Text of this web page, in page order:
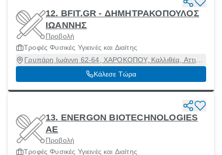
12. BFIT.GR - ΔΗΜΗΤΡΑΚΟΠΟΥΛΟΣ
ΙΩΑΝΝΗΣ
Προβολή
Τροφές Φυσικές Υγιεινές και Διαίτης
Γρυπάρη Ιωάννη 62-64, ΧΑΡΟΚΟΠΟΥ, Καλλιθέα, Αττική,
17671
Κάλεσε Τώρα
13. ENERGON BIOTECHNOLOGIES
ΑΕ
Προβολή
Τροφές Φυσικές Υγιεινές και Διαίτης